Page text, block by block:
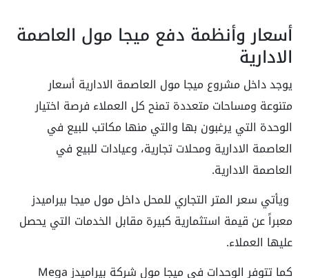
أسعار وأنظمة دفع ميجا مول العاصمة
الادارية
يوجد داخل مشروع ميجا مول العاصمة الادارية أسعار
متنوعة ومساحات متعددة تمنح كل العملاء فرصة اختيار
الوحدة التي يرغبون بها والتي منها مكاتب للبيع في
العاصمة الادارية ومحلات تجارية، وعيادات للبيع في
العاصمة الادارية.
ويأتي سعر المتر التجاري للمحل داخل مول ميجا بيراميدز
معبراً عن قيمة استثمارية كبيرة مقابل الخدمات التي يحصل
عليها العملاء.
كما تتوفر الوحدات في ميجا مول شركة بيراميدز Mega